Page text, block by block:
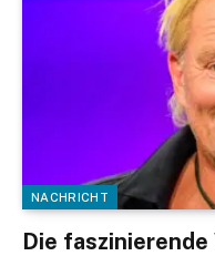
NACHRICHT
Die